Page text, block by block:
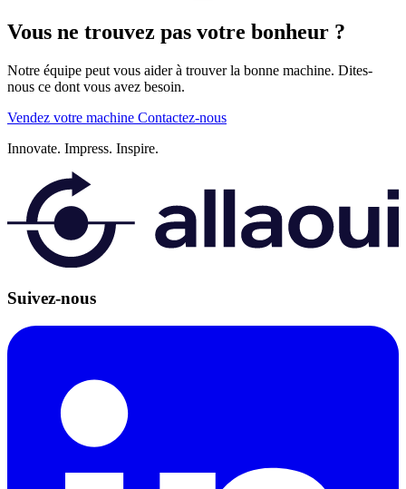
Vous ne trouvez pas votre bonheur ?
Notre équipe peut vous aider à trouver la bonne machine. Dites-
nous ce dont vous avez besoin.
Vendez votre machine Contactez-nous
Innovate. Impress. Inspire.
Suivez-nous